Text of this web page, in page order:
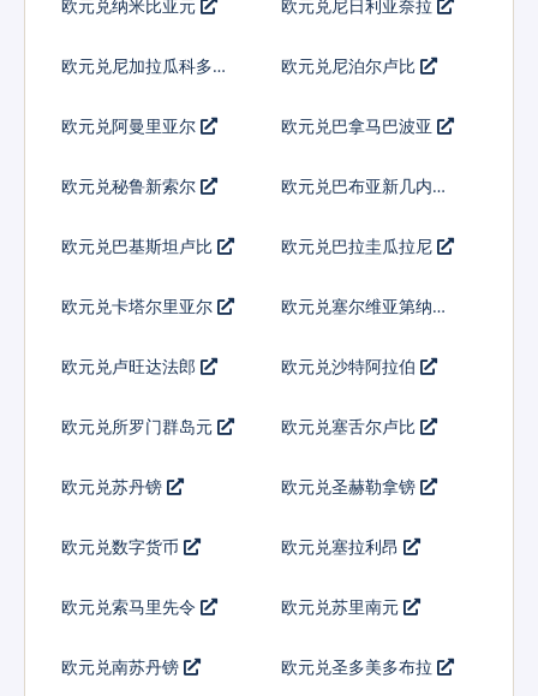
欧元兑纳米比亚元 欧元兑尼日利亚奈拉
欧元兑尼加拉瓜科多巴 欧元兑尼泊尔卢比
欧元兑阿曼里亚尔 欧元兑巴拿马巴波亚
欧元兑秘鲁新索尔
欧元兑巴布亚新几内亚
欧元兑巴基斯坦卢比 欧元兑巴拉圭瓜拉尼
欧元兑卡塔尔里亚尔 欧元兑塞尔维亚第纳尔
欧元兑卢旺达法郎 欧元兑沙特阿拉伯
欧元兑所罗门群岛元 欧元兑塞舌尔卢比
欧元兑苏丹镑 欧元兑圣赫勒拿镑
欧元兑数字货币 欧元兑塞拉利昂
欧元兑索马里先令 欧元兑苏里南元
欧元兑南苏丹镑 欧元兑圣多美多布拉